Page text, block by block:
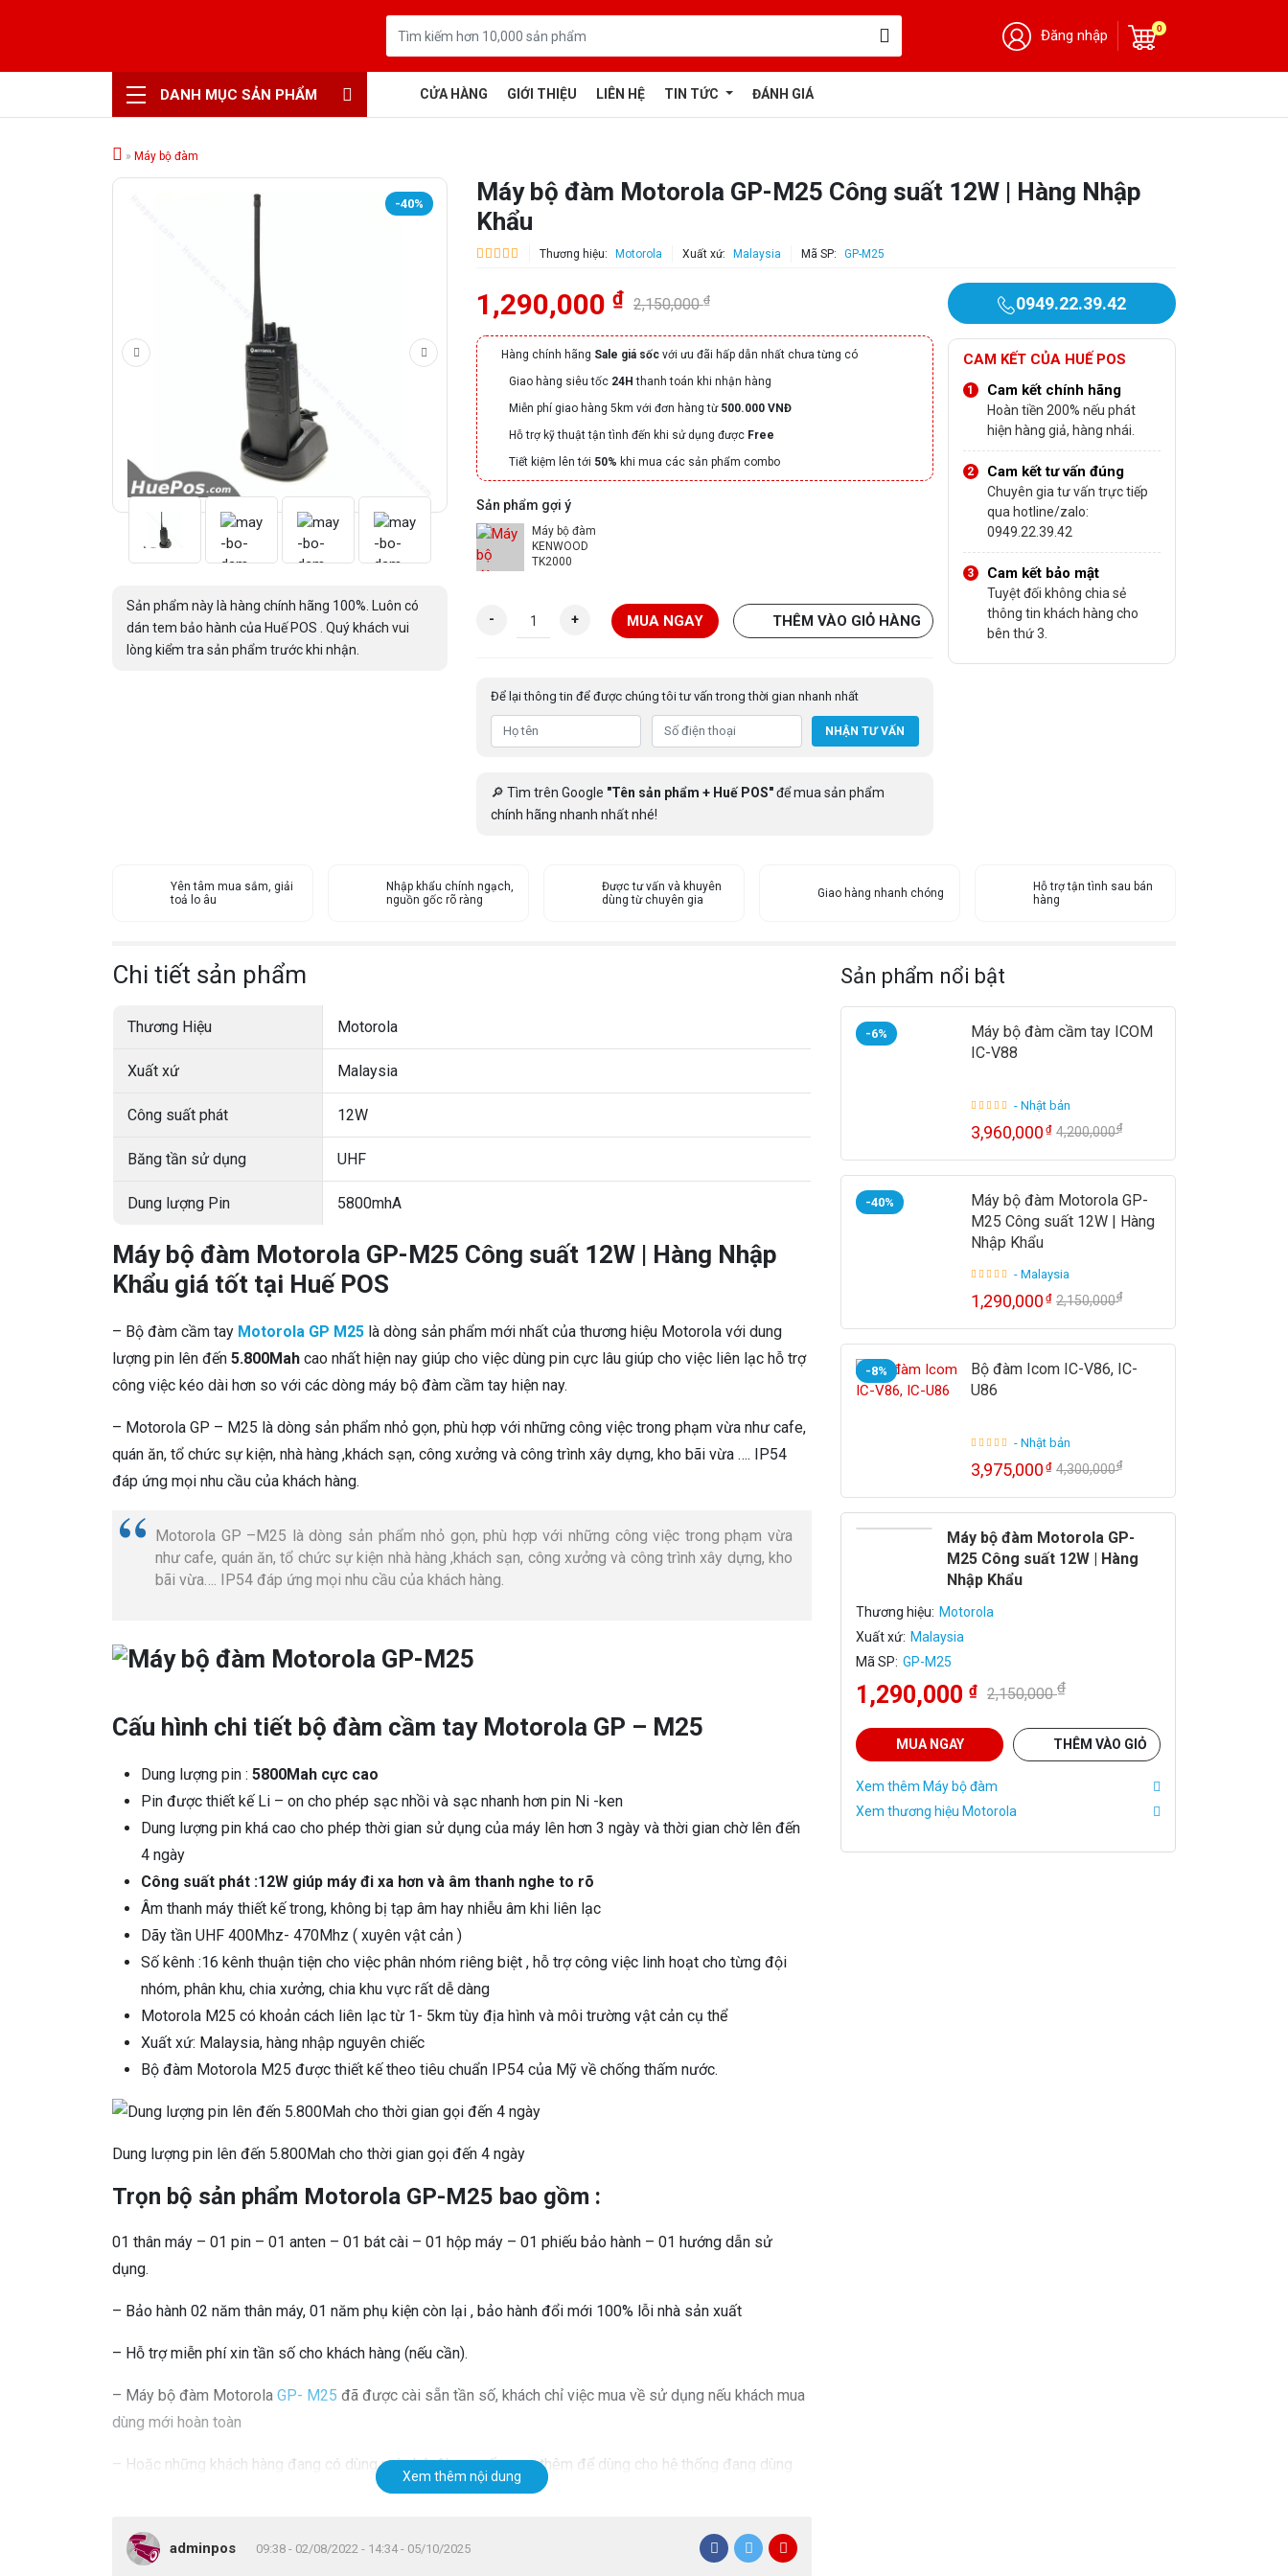
Đăng nhập 0
DANH MỤC SẢN PHẨM CỬA HÀNG GIỚI THIỆU LIÊN HỆ TIN TỨC ĐÁNH GIÁ
» Máy bộ đàm
-40%
Sản phẩm này là hàng chính hãng 100%. Luôn có
dán tem bảo hành của Huế POS . Quý khách vui
lòng kiểm tra sản phẩm trước khi nhận.
Máy bộ đàm Motorola GP-M25 Công suất 12W | Hàng Nhập
Khẩu
Thương hiệu: Motorola Xuất xứ: Malaysia Mã SP: GP-M25
1,290,000 ₫ 2,150,000₫
Hàng chính hãng Sale giá sốc với ưu đãi hấp dẫn nhất chưa từng có
Giao hàng siêu tốc 24H thanh toán khi nhận hàng
Miễn phí giao hàng 5km với đơn hàng từ 500.000 VNĐ
Hỗ trợ kỹ thuật tận tình đến khi sử dụng được Free
Tiết kiệm lên tới 50% khi mua các sản phẩm combo
Sản phẩm gợi ý
Máy bộ đàm
KENWOOD
TK2000
-
o
l
ô
g
u
1
2
H
à
g
h
ậ
ẩ
u
s
+ MUA NGAY THÊM VÀO GIỎ HÀNG
Để lại thông tin để được chúng tôi tư vấn trong thời gian nhanh nhất
NHẬN TƯ VẤN
🔎 Tìm trên Google "Tên sản phẩm + Huế POS"để mua sản phẩm
chính hãng nhanh nhất nhé!
0949.22.39.42
CAM KẾT CỦA HUẾ POS
Cam kết chính hãng
Hoàn tiền 200% nếu phát
hiện hàng giả, hàng nhái.
Cam kết tư vấn đúng
Chuyên gia tư vấn trực tiếp
qua hotline/zalo:
0949.22.39.42
Cam kết bảo mật
Tuyệt đối không chia sẻ
thông tin khách hàng cho
bên thứ 3.
Yên tâm mua sắm, giải
toả lo âu
Nhập khẩu chính ngạch,
nguồn gốc rõ ràng
Được tư vấn và khuyên
dùng từ chuyên gia
Giao hàng nhanh chóng
Hỗ trợ tận tình sau bán
hàng
Chi tiết sản phẩm
Thương Hiệu Motorola
Xuất xứ Malaysia
Công suất phát 12W
Băng tần sử dụng UHF
Dung lượng Pin 5800mhA
Máy bộ đàm Motorola GP-M25 Công suất 12W | Hàng Nhập
Khẩu giá tốt tại Huế POS
– Bộ đàm cầm tay Motorola GP M25 là dòng sản phẩm mới nhất của thương hiệu Motorola với dung
lượng pin lên đến 5.800Mah cao nhất hiện nay giúp cho việc dùng pin cực lâu giúp cho việc liên lạc hỗ trợ
công việc kéo dài hơn so với các dòng máy bộ đàm cầm tay hiện nay.
– Motorola GP – M25 là dòng sản phẩm nhỏ gọn, phù hợp với những công việc trong phạm vừa như cafe,
quán ăn, tổ chức sự kiện, nhà hàng ,khách sạn, công xưởng và công trình xây dựng, kho bãi vừa …. IP54
đáp ứng mọi nhu cầu của khách hàng.
Motorola GP –M25 là dòng sản phẩm nhỏ gọn, phù hợp với những công việc trong phạm vừa
như cafe, quán ăn, tổ chức sự kiện nhà hàng ,khách sạn, công xưởng và công trình xây dựng, kho
bãi vừa…. IP54 đáp ứng mọi nhu cầu của khách hàng.
Cấu hình chi tiết bộ đàm cầm tay Motorola GP – M25
Dung lượng pin : 5800Mah cực cao
Pin được thiết kế Li – on cho phép sạc nhồi và sạc nhanh hơn pin Ni -ken
Dung lượng pin khá cao cho phép thời gian sử dụng của máy lên hơn 3 ngày và thời gian chờ lên đến
4 ngày
Công suất phát :12W giúp máy đi xa hơn và âm thanh nghe to rõ
Âm thanh máy thiết kế trong, không bị tạp âm hay nhiễu âm khi liên lạc
Dãy tần UHF 400Mhz- 470Mhz ( xuyên vật cản )
Số kênh :16 kênh thuận tiện cho việc phân nhóm riêng biệt , hỗ trợ công việc linh hoạt cho từng đội
nhóm, phân khu, chia xưởng, chia khu vực rất dễ dàng
Motorola M25 có khoản cách liên lạc từ 1- 5km tùy địa hình và môi trường vật cản cụ thể
Xuất xứ: Malaysia, hàng nhập nguyên chiếc
Bộ đàm Motorola M25 được thiết kế theo tiêu chuẩn IP54 của Mỹ về chống thấm nước.
Dung lượng pin lên đến 5.800Mah cho thời gian gọi đến 4 ngày
Trọn bộ sản phẩm Motorola GP-M25 bao gồm :
01 thân máy – 01 pin – 01 anten – 01 bát cài – 01 hộp máy – 01 phiếu bảo hành – 01 hướng dẫn sử
dụng.
– Bảo hành 02 năm thân máy, 01 năm phụ kiện còn lại , bảo hành đổi mới 100% lỗi nhà sản xuất
– Hỗ trợ miễn phí xin tần số cho khách hàng (nếu cần).
– Máy bộ đàm Motorola GP- M25 đã được cài sẵn tần số, khách chỉ việc mua về sử dụng nếu khách mua
dùng mới hoàn toàn
– Hoặc những khách hàng đang có dùng máy bộ đàm muốn mua thêm để dùng cho hệ thống đang dùng
thì giasy.com sẽ kết nối miễn phí cho bạn .
Xem thêm nội dung
adminpos 09:38 - 02/08/2022 - 14:34 - 05/10/2025
Sản phẩm nổi bật
-6%
Máy bộ đàm cầm tay ICOM
IC-V88
- Nhật bản
3,960,000₫ 4,200,000₫
-40%
Máy bộ đàm Motorola GP-
M25 Công suất 12W | Hàng
Nhập Khẩu
- Malaysia
1,290,000₫ 2,150,000₫
-8%
Bộ đàm Icom IC-V86, IC-
U86
- Nhật bản
3,975,000₫ 4,300,000₫
Máy bộ đàm Motorola GP-
M25 Công suất 12W | Hàng
Nhập Khẩu
Thương hiệu: Motorola
Xuất xứ: Malaysia
Mã SP: GP-M25
1,290,000 ₫ 2,150,000₫
MUA NGAY THÊM VÀO GIỎ
Xem thêm Máy bộ đàm
Xem thương hiệu Motorola